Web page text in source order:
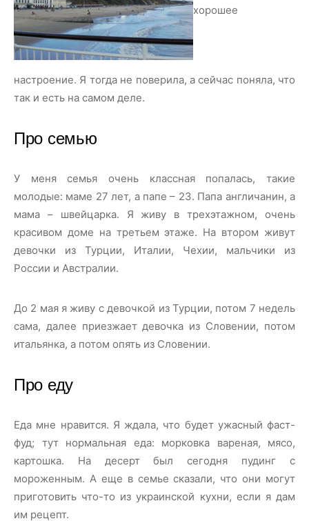
хорошее
настроение. Я тогда не поверила, а сейчас поняла, что
так и есть на самом деле.
Про семью
У меня семья очень классная попалась, такие
молодые: маме 27 лет, а папе – 23. Папа англичанин, а
мама – швейцарка. Я живу в трехэтажном, очень
красивом доме на третьем этаже. На втором живут
девочки из Турции, Италии, Чехии, мальчики из
России и Австралии.
До 2 мая я живу с девочкой из Турции, потом 7 недель
сама, далее приезжает девочка из Словении, потом
итальянка, а потом опять из Словении.
Про еду
Еда мне нравится. Я ждала, что будет ужасный фаст-
фуд; тут нормальная еда: морковка вареная, мясо,
картошка. На десерт был сегодня пудинг с
мороженным. А еще в семье сказали, что они могут
приготовить что-то из украинской кухни, если я дам
им рецепт.